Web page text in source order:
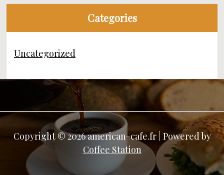
Categories
Uncategorized
Copyright © 2026 american-cafe.fr | Powered by
Coffee Station